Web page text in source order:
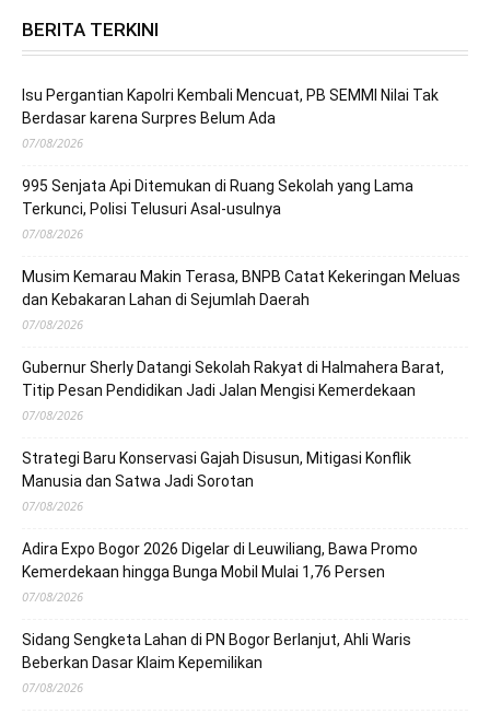
BERITA TERKINI
Isu Pergantian Kapolri Kembali Mencuat, PB SEMMI Nilai Tak
Berdasar karena Surpres Belum Ada
07/08/2026
995 Senjata Api Ditemukan di Ruang Sekolah yang Lama
Terkunci, Polisi Telusuri Asal-usulnya
07/08/2026
Musim Kemarau Makin Terasa, BNPB Catat Kekeringan Meluas
dan Kebakaran Lahan di Sejumlah Daerah
07/08/2026
Gubernur Sherly Datangi Sekolah Rakyat di Halmahera Barat,
Titip Pesan Pendidikan Jadi Jalan Mengisi Kemerdekaan
07/08/2026
Strategi Baru Konservasi Gajah Disusun, Mitigasi Konflik
Manusia dan Satwa Jadi Sorotan
07/08/2026
Adira Expo Bogor 2026 Digelar di Leuwiliang, Bawa Promo
Kemerdekaan hingga Bunga Mobil Mulai 1,76 Persen
07/08/2026
Sidang Sengketa Lahan di PN Bogor Berlanjut, Ahli Waris
Beberkan Dasar Klaim Kepemilikan
07/08/2026